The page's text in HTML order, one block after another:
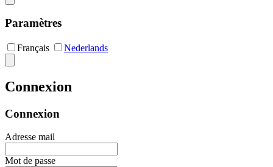
Paramètres
Français Nederlands
Connexion
Connexion
Adresse mail
Mot de passe